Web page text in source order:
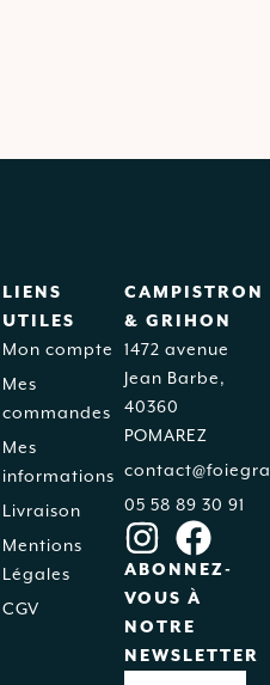
LIENS
UTILES
Mon compte
Mes
commandes
Mes
informations
Livraison
Mentions
Légales
CGV
CAMPISTRON
& GRIHON
1472 avenue
Jean Barbe,
40360
POMAREZ
05 58 89 30 91
ABONNEZ-
VOUS À
NOTRE
NEWSLETTER